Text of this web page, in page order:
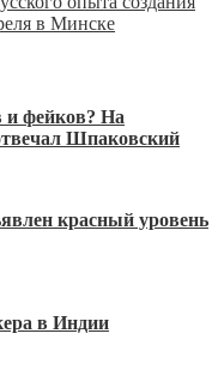
в Минске
и фейков? На
Шпаковский
красный уровень
в Индии